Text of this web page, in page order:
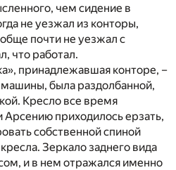
чем сидение в
не уезжал из конторы,
почти не уезжал с
что работал.
принадлежавшая конторе, –
была раздолбанной,
Кресло все время
Арсению приходилось ерзать,
собственной спиной
Зеркало заднего вида
и в нем отражался именно